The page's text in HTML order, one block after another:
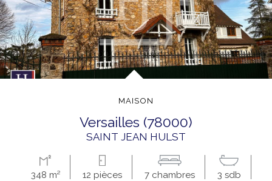
MAISON
versailles (78000)
SAINT JEAN HULST
348 m² 12 pièces 7 chambres 3 sdb